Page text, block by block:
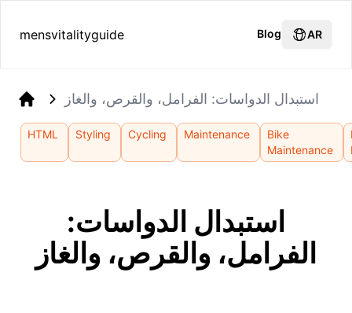
mensvitalityguide Blog AR
استبدال الدواسات: الفرامل، والقرص، والغاز
HTML Styling Cycling Maintenance
Bike
Maintenance
استبدال الدواسات:
الفرامل، والقرص، والغاز